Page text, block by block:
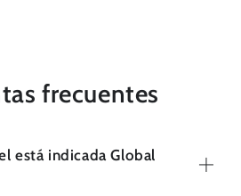
frecuentes
está indicada Global